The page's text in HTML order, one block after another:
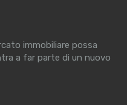
immobiliare possa
a far parte di un nuovo